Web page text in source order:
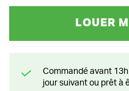
LOUER
Commandé avant 13h pendant la semaine? Livré le
jour suivant ou prêt à